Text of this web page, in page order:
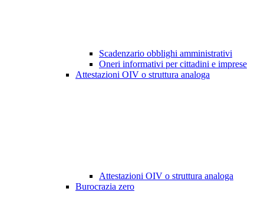
Scadenzario obblighi amministrativi
Oneri informativi per cittadini e imprese
Attestazioni OIV o struttura analoga
Attestazioni OIV o struttura analoga
Burocrazia zero